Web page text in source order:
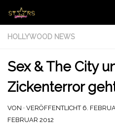
Zum Inhalt springen
HOLLYWOOD NEWS
Sex & The City
Zickenterror
VON · VERÖFFENTLICHT 6.
FEBRUAR 2012